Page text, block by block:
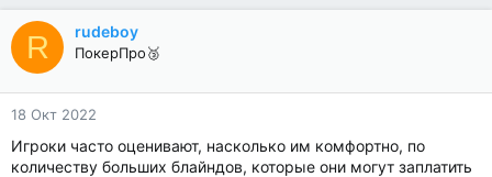
R rudeboy
ПокерПро🥉
18 Окт 2022
Игроки часто оценивают, насколько им комфортно, по
количеству больших блайндов, которые они могут заплатить